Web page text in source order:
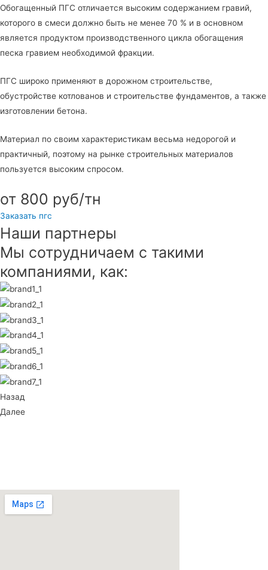
Обогащенный ПГС отличается высоким содержанием гравий,
которого в смеси должно быть не менее 70 % и в основном
является продуктом производственного цикла обогащения
песка гравием необходимой фракции.
ПГС широко применяют в дорожном строительстве,
обустройстве котлованов и строительстве фундаментов, а также
изготовлении бетона.
Материал по своим характеристикам весьма недорогой и
практичный, поэтому на рынке строительных материалов
пользуется высоким спросом.
от 800 руб/тн
Заказать пгс
Наши партнеры
Мы сотрудничаем с такими
компаниями, как:
Назад
Далее